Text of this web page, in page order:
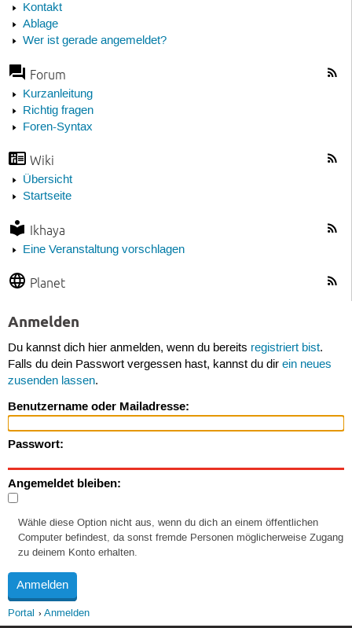
Kontakt
Ablage
Wer ist gerade angemeldet?
Forum
Kurzanleitung
Richtig fragen
Foren-Syntax
Wiki
Übersicht
Startseite
Ikhaya
Eine Veranstaltung vorschlagen
Planet
Anmelden
Du kannst dich hier anmelden, wenn du bereits registriert bist.
Falls du dein Passwort vergessen hast, kannst du dir ein neues
zusenden lassen.
Benutzername oder Mailadresse:
Passwort:
Angemeldet bleiben:
Wähle diese Option nicht aus, wenn du dich an einem öffentlichen
Computer befindest, da sonst fremde Personen möglicherweise Zugang
zu deinem Konto erhalten.
Portal Anmelden